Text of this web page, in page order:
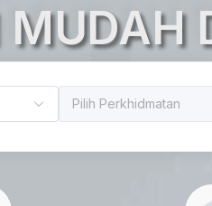
MUDAH